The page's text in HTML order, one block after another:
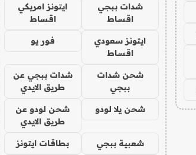
شدات ببجي
اقساط
ايتونز امريكي
اقساط
ايتونز سعودي
اقساط
فور يو
شحن شدات
ببجي
شدات ببجي عن
طريق الايدي
شحن يلا لودو
شحن لودو عن
طريق الايدي
شعبية ببجي بطاقات ايتونز